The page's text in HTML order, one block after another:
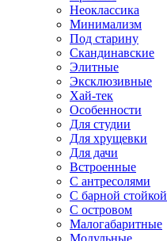
Неоклассика
Минимализм
Под старину
Скандинавские
Элитные
Эксклюзивные
Хай-тек
Особенности
Для студии
Для хрущевки
Для дачи
Встроенные
С антресолями
С барной стойкой
С островом
Малогабаритные
Модульные